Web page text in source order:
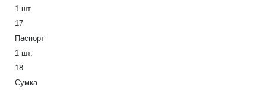
1 шт.
17
Паспорт
1 шт.
18
Сумка